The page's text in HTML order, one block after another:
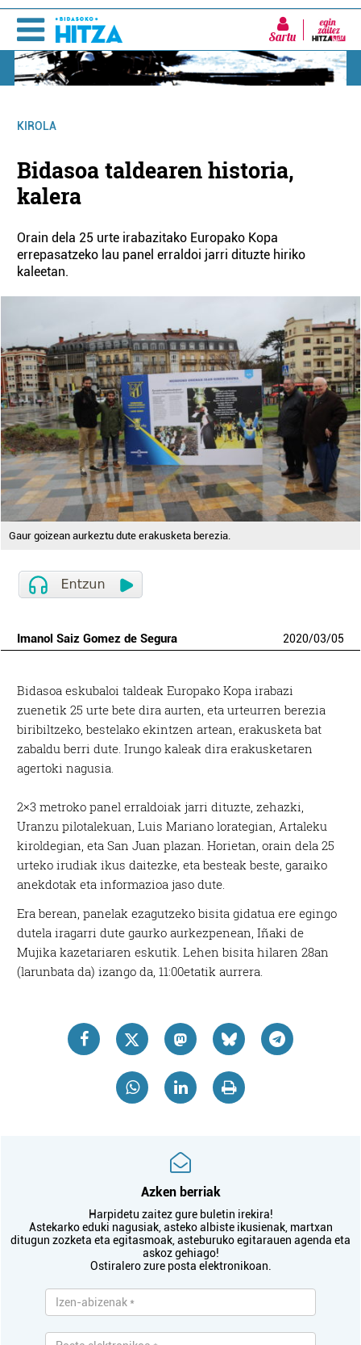
Sartu
KIROLA
Bidasoa taldearen historia,
kalera
Orain dela 25 urte irabazitako Europako Kopa
errepasatzeko lau panel erraldoi jarri dituzte hiriko
kaleetan.
Gaur goizean aurkeztu dute erakusketa berezia.
Imanol Saiz Gomez de Segura 2020/03/05
Bidasoa eskubaloi taldeak Europako Kopa irabazi
zuenetik 25 urte bete dira aurten, eta urteurren berezia
biribiltzeko, bestelako ekintzen artean, erakusketa bat
zabaldu berri dute. Irungo kaleak dira erakusketaren
agertoki nagusia.
2×3 metroko panel erraldoiak jarri dituzte, zehazki,
Uranzu pilotalekuan, Luis Mariano lorategian, Artaleku
kiroldegian, eta San Juan plazan. Horietan, orain dela 25
urteko irudiak ikus daitezke, eta besteak beste, garaiko
anekdotak eta informazioa jaso dute.
Era berean, panelak ezagutzeko bisita gidatua ere egingo
dutela iragarri dute gaurko aurkezpenean, Iñaki de
Mujika kazetariaren eskutik. Lehen bisita hilaren 28an
(larunbata da) izango da, 11:00etatik aurrera.
Azken berriak
Harpidetu zaitez gure buletin irekira!
Astekarko eduki nagusiak, asteko albiste ikusienak, martxan
ditugun zozketa eta egitasmoak, asteburuko egitarauen agenda eta
askoz gehiago!
Ostiralero zure posta elektronikoan.